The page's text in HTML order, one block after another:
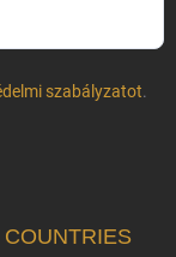
szabályzatot.